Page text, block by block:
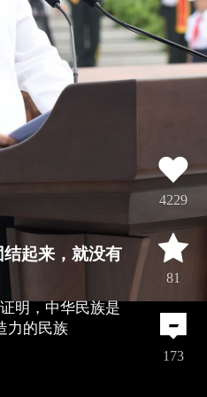
起来，就没有
明，中华民族是
力的民族
4229
81
173